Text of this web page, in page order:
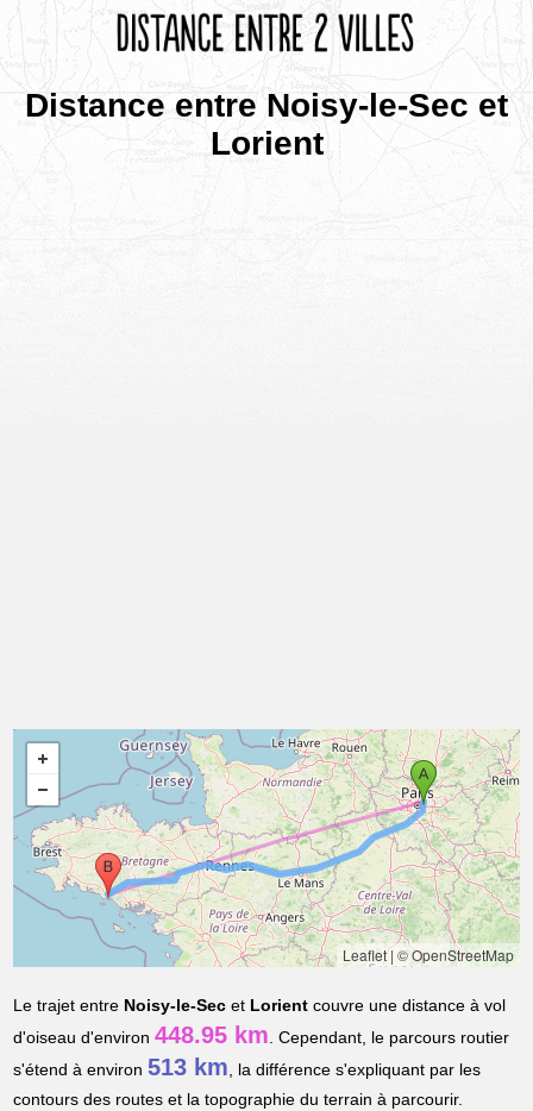
Distance entre Noisy-le-Sec et
Lorient
Leaflet| © OpenStreetMap
Le trajet entre Noisy-le-Sec et Lorient couvre une distance à vol
d'oiseau d'environ448.95 km. Cependant, le parcours routier
s'étend à environ513 km, la différence s'expliquant par les
contours des routes et la topographie du terrain à parcourir.